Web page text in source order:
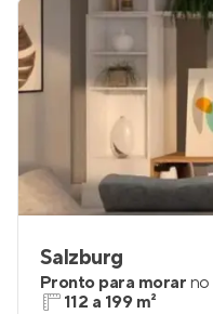
Salzburg
Pronto para morar no
112 a 199 m²